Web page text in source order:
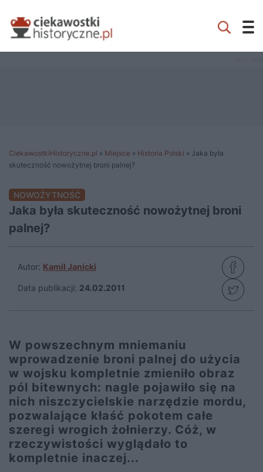
CiekawostkiHistoryczne.pl » Miejsce » Historia Polski » Jaka była
skuteczność nowożytnej broni palnej?
NOWOŻYTNOŚĆ
Jaka była skuteczność nowożytnej broni
palnej?
Autor: Kamil Janicki
Data publikacji: 24.02.2011
W powszechnym mniemaniu
wprowadzenie broni palnej do użycia
w wojsku kompletnie zmieniło obraz
pól bitewnych: nagle pojawiło się na
nich niszczycielskie narzędzie mordu,
pozwalające kłaść pokotem całe
szeregi wrogich żołnierzy. Cóż, w
rzeczywistości wyglądało to
kompletnie inaczej...